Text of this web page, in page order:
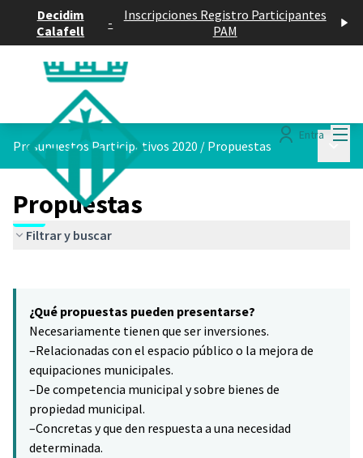
Decidim
Calafell
-
Inscripciones Registro Participantes
PAM
Entra
Presupuestos Participativos 2020 / Propuestas
Propuestas
Filtrar y buscar
−
¿Qué propuestas pueden presentarse?
Necesariamente tienen que ser inversiones.
–Relacionadas con el espacio público o la mejora de
equipaciones municipales.
–De competencia municipal y sobre bienes de
propiedad municipal.
–Concretas y que den respuesta a una necesidad
determinada.